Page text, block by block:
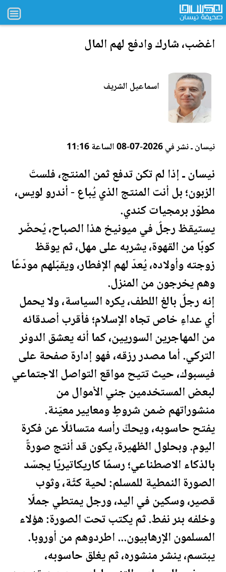
اغضب، شارك وادفع لهم المال
اسماعيل الشريف
نيسان ـ نشر في 2026-07-08 الساعة 11:16
نيسان ـ إذا لم تكن تدفع ثمن المنتج، فلستَ
الزبون؛ بل أنت المنتج الذي يُباع - أندرو لويس،
مطوّر برمجيات كندي.
يستيقظ رجلٌ في ميونيخ هذا الصباح، يُحضّر
كوبًا من القهوة، يشربه على مهل، ثم يوقظ
زوجته وأولاده، يُعدّ لهم الإفطار، ويقبّلهم مودّعًا
وهم يخرجون من المنزل.
إنه رجلٌ بالغ اللطف، يكره السياسة، ولا يحمل
أي عداءٍ خاص تجاه الإسلام؛ فأقرب أصدقائه
من المهاجرين السوريين، كما أنه يعشق الدونر
التركي. أما مصدر رزقه، فهو إدارة صفحة على
فيسبوك، حيث تتيح مواقع التواصل الاجتماعي
لبعض المستخدمين جني الأموال من
منشوراتهم ضمن شروطٍ ومعايير معيّنة.
يفتح حاسوبه، ويحكّ رأسه متسائلًا عن فكرة
اليوم. وبحلول الظهيرة، يكون قد أنتج صورةً
بالذكاء الاصطناعي؛ رسمًا كاريكاتيريًا يجسّد
الصورة النمطية للمسلم: لحية كثّة، وثوب
قصير، وسكين في اليد، ورجل يمتطي جملًا
وخلفه بئر نفط. ثم يكتب تحت الصورة: هؤلاء
المسلمون الإرهابيون... اطردوهم من أوروبا.
يبتسم، ينشر منشوره، ثم يغلق حاسوبه،